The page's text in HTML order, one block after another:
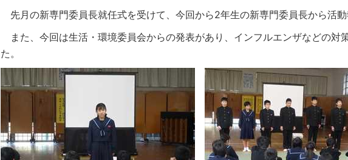
先月の新専門委員長就任式を受けて、今回から2年生の新専門委員長から活動
また、今回は生活・環境委員会からの発表があり、インフルエンザなどの対
た。